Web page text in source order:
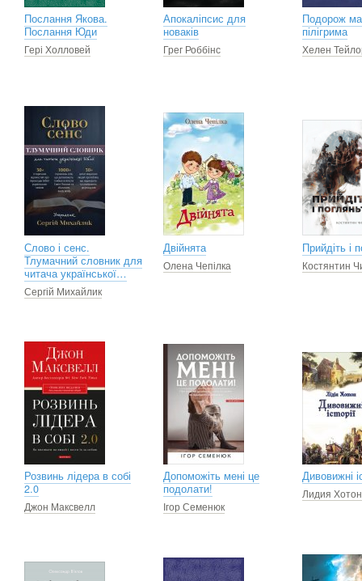
Послання Якова.
Послання Юди
Гері Холловей
Апокаліпсис для
новаків
Грег Роббінс
Подорож
пілігрима
Хелен
Слово і сенс.
Тлумачний словник для
читача української…
Сергій Михайлик
Двійнята
Олена Чепілка
Прийдіть і
Костянтин
Розвинь лідера в собі
2.0
Джон Максвелл
Допоможіть мені це
подолати!
Ігор Семенюк
Дивовижні
Лидия Хотон